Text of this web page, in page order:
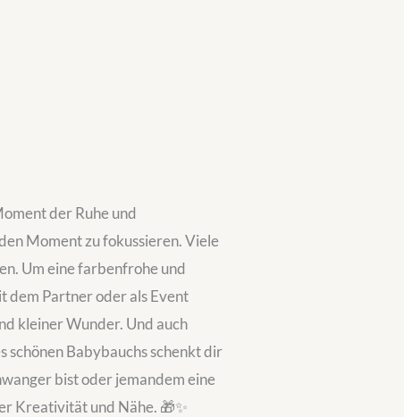
der Ruhe und
Moment zu fokussieren. Viele
Um eine farbenfrohe und
dem Partner oder als Event
kleiner Wunder. Und auch
schönen Babybauchs schenkt dir
bist oder jemandem eine
Kreativität und Nähe. 🎁✨